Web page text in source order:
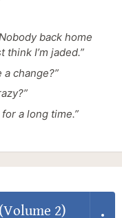
back home
I’m jaded.”
change?”
a long time.”
2)